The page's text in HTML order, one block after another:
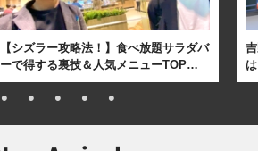
【シズラー攻略法！】食べ放題サラダバ
ーで得する裏技＆人気メニューTOP…